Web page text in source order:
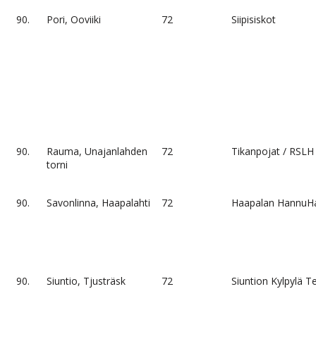
90. Pori, Ooviiki 72 Siipisiskot
90.
Rauma, Unajanlahden
torni
72 Tikanpojat / RSLH
90. Savonlinna, Haapalahti 72 Haapalan
90. Siuntio, Tjusträsk 72 Siuntion Kylpylä